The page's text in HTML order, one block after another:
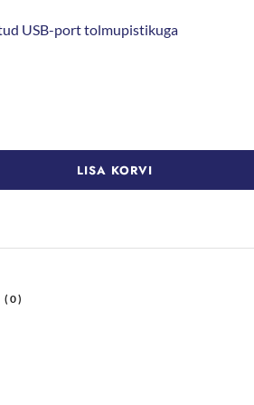
USB-port tolmupistikuga
LISA KORVI